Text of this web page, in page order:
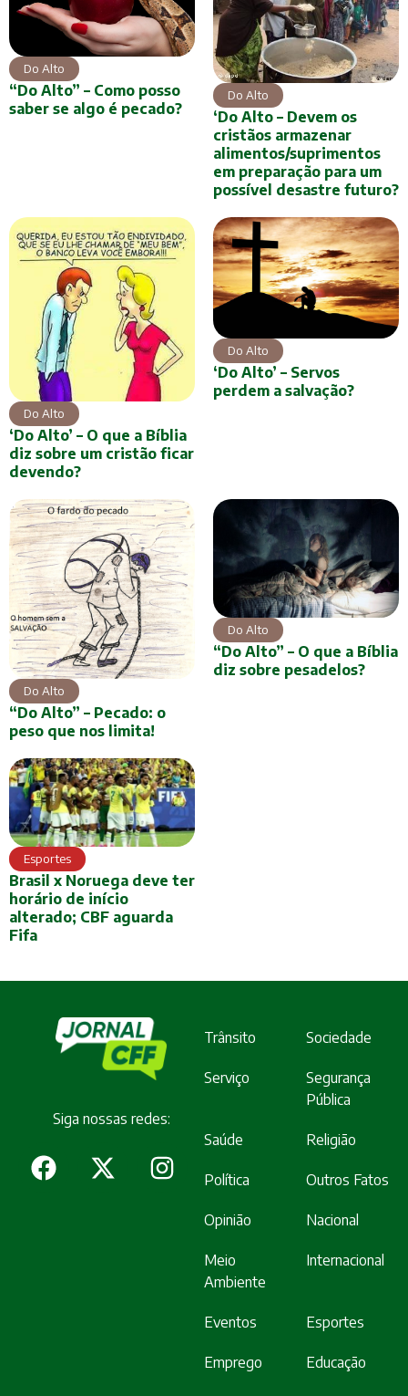
Do Alto
“Do Alto” – Como posso
saber se algo é pecado?
Do Alto
‘Do Alto – Devem os
cristãos armazenar
alimentos/suprimentos
em preparação para um
possível desastre futuro?
Do Alto
‘Do Alto’ – O que a Bíblia
diz sobre um cristão ficar
devendo?
Do Alto
‘Do Alto’ – Servos
perdem a salvação?
Do Alto
“Do Alto” – Pecado: o
peso que nos limita!
Do Alto
“Do Alto” – O que a Bíblia
diz sobre pesadelos?
Esportes
Brasil x Noruega deve ter
horário de início
alterado; CBF aguarda
Fifa
Siga nossas redes:
Trânsito Sociedade
Serviço
Segurança
Pública
Saúde Religião
Política Outros Fatos
Opinião Nacional
Meio
Ambiente
Internacional
Eventos Esportes
Emprego Educação